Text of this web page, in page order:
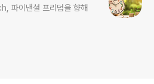
파이낸셜 프리덤을 향해